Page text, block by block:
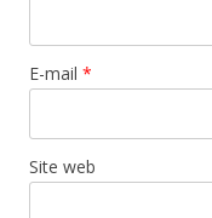
E-mail *
Site web